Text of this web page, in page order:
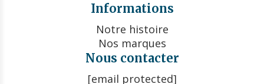
Informations
Notre histoire
Nos marques
Nous contacter
[email protected]